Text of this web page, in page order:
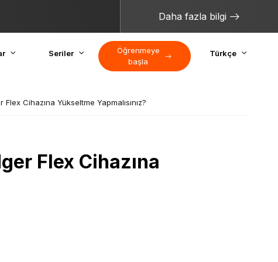
Daha fazla bilgi
Seriler
Öğrenmeye
başla
Türkçe
Cihazına Yükseltme Yapmalısınız?
Flex Cihazına